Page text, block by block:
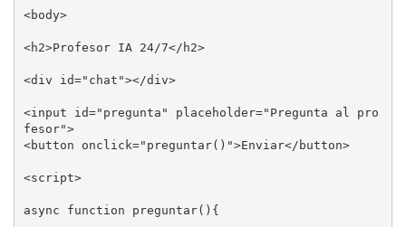
<body>
<h2>Profesor IA 24/7</h2>
<div id="chat"></div>
<input id="pregunta" placeholder="Pregunta al pro
fesor">
<button onclick="preguntar()">Enviar</button>
<script>
async function preguntar(){